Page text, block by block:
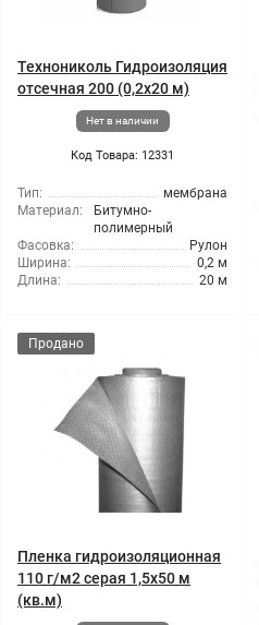
Технониколь Гидроизоляция
отсечная 200 (0,2x20 м)
Нет в наличии
Код Товара: 12331
Тип:
мембрана
Материал:
Битумно-
полимерный
Фасовка:
Рулон
Ширина:
0,2 м
Длина:
20 м
Продано
Пленка гидроизоляционная
110 г/м2 серая 1,5x50 м
(кв.м)